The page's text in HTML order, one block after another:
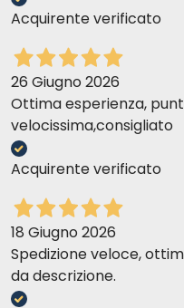
Acquirente verificato
26 Giugno 2026
Ottima esperienza,
velocissima,consigliato
Acquirente verificato
18 Giugno 2026
Spedizione veloce,
da descrizione.